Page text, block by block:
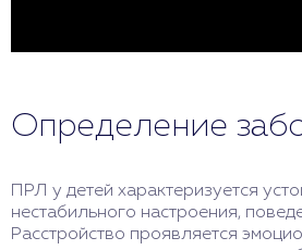
Определение
ПРЛ у детей характеризуется
нестабильного настроения,
Расстройство проявляется